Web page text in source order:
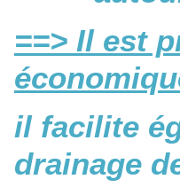
==> Il est
il facilite
drainage